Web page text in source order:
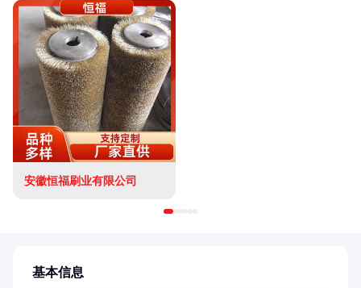
安徽恒福刷业有限公司
基本信息